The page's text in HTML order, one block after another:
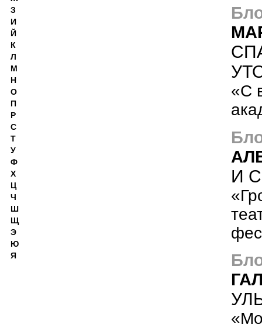
«С
И
З
И
Й
К
Л
М
Н
О
П
Р
С
Т
У
Ф
Х
Ц
Ч
Ш
Щ
Э
Ю
Я